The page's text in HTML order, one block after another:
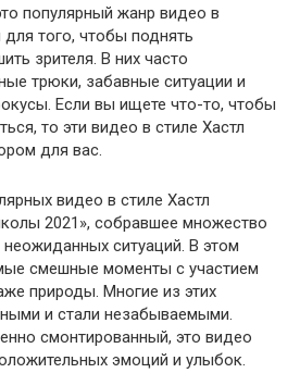
популярный жанр видео в
того, чтобы поднять
зрителя. В них часто
трюки, забавные ситуации и
Если вы ищете что-то, чтобы
то эти видео в стиле Хастл
для вас.
видео в стиле Хастл
2021», собравшее множество
ситуаций. В этом
смешные моменты с участием
природы. Многие из этих
и стали незабываемыми.
смонтированный, это видео
эмоций и улыбок.